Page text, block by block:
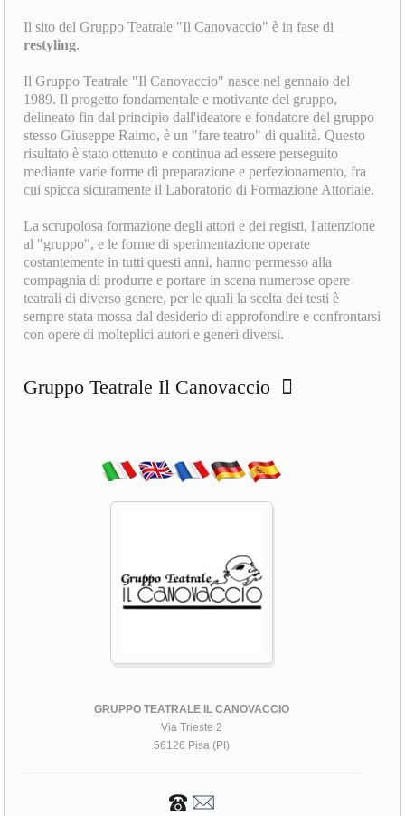
Il sito del Gruppo Teatrale "Il Canovaccio" è in fase di
restyling.
Il Gruppo Teatrale "Il Canovaccio" nasce nel gennaio del
1989. Il progetto fondamentale e motivante del gruppo,
delineato fin dal principio dall'ideatore e fondatore del gruppo
stesso Giuseppe Raimo, è un "fare teatro" di qualità. Questo
risultato è stato ottenuto e continua ad essere perseguito
mediante varie forme di preparazione e perfezionamento, fra
cui spicca sicuramente il Laboratorio di Formazione Attoriale.
La scrupolosa formazione degli attori e dei registi, l'attenzione
al "gruppo", e le forme di sperimentazione operate
costantemente in tutti questi anni, hanno permesso alla
compagnia di produrre e portare in scena numerose opere
teatrali di diverso genere, per le quali la scelta dei testi è
sempre stata mossa dal desiderio di approfondire e confrontarsi
con opere di molteplici autori e generi diversi.
Gruppo Teatrale Il Canovaccio
GRUPPO TEATRALE IL CANOVACCIO
Via Trieste 2
56126 Pisa (PI)